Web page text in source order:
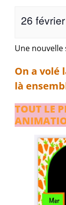
26
Une nouvelle
On a volé
là
TOUT LE